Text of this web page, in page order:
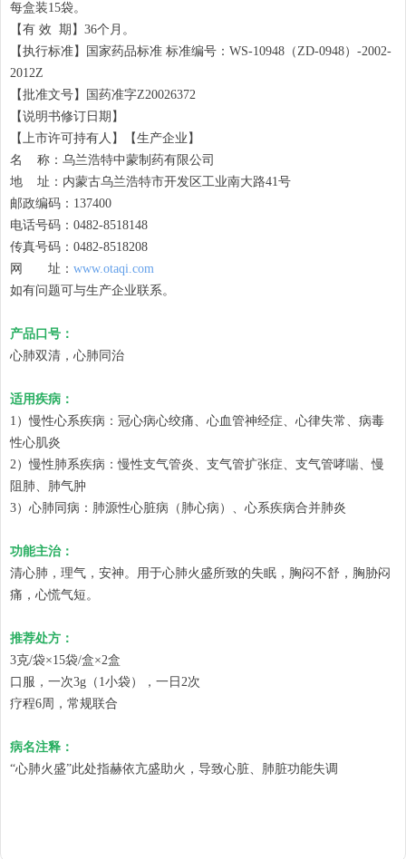
每盒装15袋。
【有 效 期】36个月。
【执行标准】国家药品标准 标准编号：WS-10948（ZD-0948）-2002-
2012Z
【批准文号】国药准字Z20026372
【说明书修订日期】
【上市许可持有人】【生产企业】
名 称：乌兰浩特中蒙制药有限公司
地 址：内蒙古乌兰浩特市开发区工业南大路41号
邮政编码：137400
电话号码：0482-8518148
传真号码：0482-8518208
网 址： www.otaqi.com
如有问题可与生产企业联系。
产品口号：
心肺双清，心肺同治
适用疾病：
1）慢性心系疾病：冠心病心绞痛、心血管神经症、心律失常、病毒
性心肌炎
2）慢性肺系疾病：慢性支气管炎、支气管扩张症、支气管哮喘、慢
阻肺、肺气肿
3）心肺同病：肺源性心脏病（肺心病）、心系疾病合并肺炎
功能主治：
清心肺，理气，安神。用于心肺火盛所致的失眠，胸闷不舒，胸胁闷
痛，心慌气短。
推荐处方：
3克/袋×15袋/盒×2盒
口服，一次3g（1小袋），一日2次
疗程6周，常规联合
病名注释：
“心肺火盛”此处指赫依亢盛助火，导致心脏、肺脏功能失调